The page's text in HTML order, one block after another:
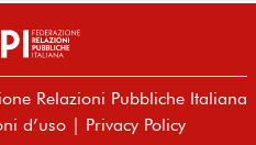
Relazioni Pubbliche Italiana
d’uso| Privacy Policy